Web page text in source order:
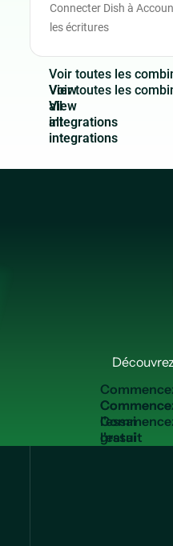
Connecter Dish à
les écritures
Voir toutes les combi
View
all
integrations
Commence
l'essai
gratuit